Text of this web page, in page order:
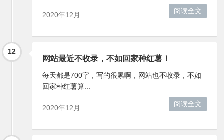
阅读全文
2020年12月
12
网站最近不收录，不如回家种红薯！
每天都是700字，写的很累啊，网站也不收录，不如
回家种红薯算...
阅读全文
2020年12月